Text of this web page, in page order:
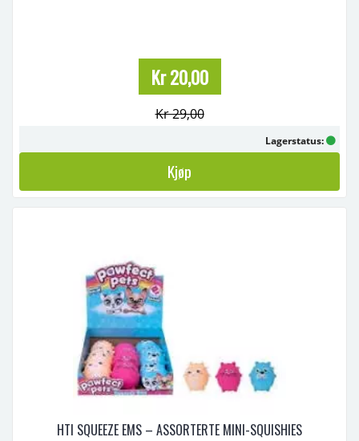
enkel å bruke – rett og slett en morsom d ...
Kr 20,00
Kr 29,00
Lagerstatus:
Kjøp
HTI SQUEEZE EMS – ASSORTERTE MINI-SQUISHIES